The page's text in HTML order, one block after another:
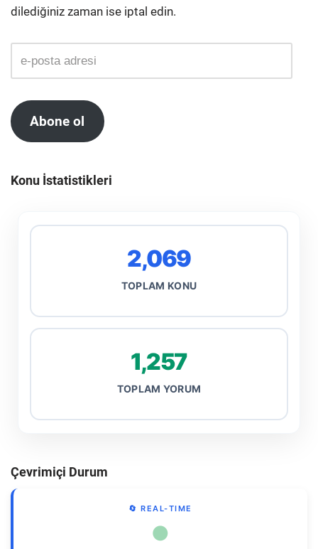
dilediğiniz zaman ise iptal edin.
Abone ol
Konu İstatistikleri
2,069
TOPLAM KONU
1,257
TOPLAM YORUM
Çevrimiçi Durum
🔄 REAL-TIME
●